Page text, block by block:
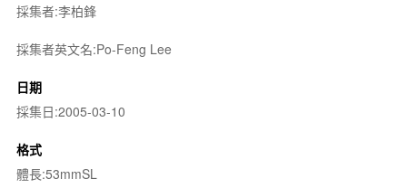
採集者:李柏鋒
採集者英文名:Po-Feng Lee
日期
採集日:2005-03-10
格式
體長:53mmSL